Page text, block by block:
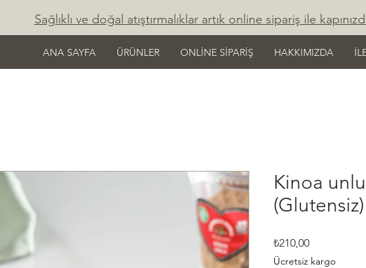
Sağlıklı ve doğal atıştırmalıklar artık online sipariş ile
ANA SAYFA ÜRÜNLER ONLİNE SİPARİŞ HAKKIMIZDA
Kinoa
(Glutensiz)
₺210,00Fiyat
Ücretsiz kargo